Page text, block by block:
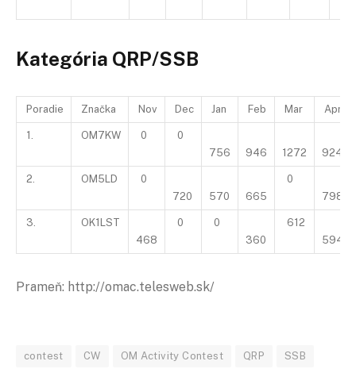
Kategória QRP/SSB
Poradie Značka Nov Dec Jan Feb Mar Apr
1. OM7KW 0
0
756
946 1272 924
2. OM5LD
0
720
570 665
0
798
3.
OK1LST
468
0
0
360
612
594
Prameň: http://omac.telesweb.sk/
contest CW OM Activity Contest QRP SSB